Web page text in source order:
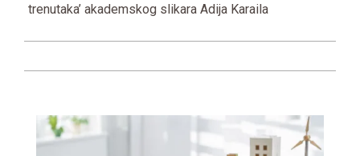
trenutaka’ akademskog slikara Adija Karaila